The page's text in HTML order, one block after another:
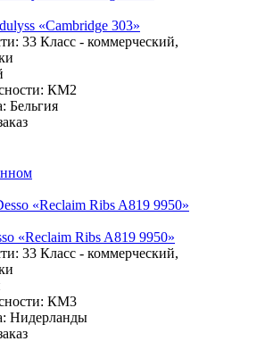
«Cambridge 303»
33 Класс - коммерческий,
КМ2
Бельгия
«Reclaim Ribs A819 9950»
33 Класс - коммерческий,
КМ3
Нидерланды